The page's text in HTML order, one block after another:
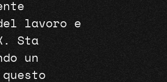
lavoro e
Sta
un